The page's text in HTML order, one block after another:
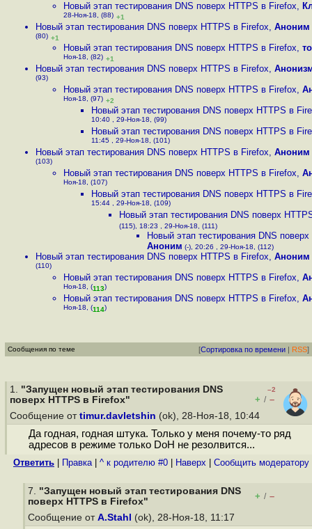
Новый этап тестирования DNS поверх HTTPS в Firefox,
28-Ноя-18, (88) +1
Новый этап тестирования DNS поверх HTTPS в Firefox, Аноним
(80) +1
Новый этап тестирования DNS поверх HTTPS в Firefox,
Ноя-18, (82) +1
Новый этап тестирования DNS поверх HTTPS в Firefox,
(93)
Новый этап тестирования DNS поверх HTTPS в Firefox,
Ноя-18, (97) +2
Новый этап тестирования DNS поверх HTTPS в
10:40 , 29-Ноя-18, (99)
Новый этап тестирования DNS поверх HTTPS в
11:45 , 29-Ноя-18, (101)
Новый этап тестирования DNS поверх HTTPS в Firefox, Аноним
(103)
Новый этап тестирования DNS поверх HTTPS в Firefox,
Ноя-18, (107)
Новый этап тестирования DNS поверх HTTPS в
15:44 , 29-Ноя-18, (109)
Новый этап тестирования DNS поверх
(115), 18:23 , 29-Ноя-18, (111)
Новый этап тестирования DNS
Аноним (-), 20:26 , 29-Ноя-18, (112)
Новый этап тестирования DNS поверх HTTPS в Firefox, Аноним
(110)
Новый этап тестирования DNS поверх HTTPS в Firefox,
Ноя-18, (113)
Новый этап тестирования DNS поверх HTTPS в Firefox,
Ноя-18, (114)
Сообщения по теме [Сортировка по времени | RSS]
1. "Запущен новый этап тестирования DNS
поверх HTTPS в Firefox"
–2
+ / –
Сообщение от timur.davletshin (ok), 28-Ноя-18, 10:44
Да годная, годная штука. Только у меня почему-то ряд
адресов в режиме только DoH не резолвится...
Ответить Правка| ^ к родителю #0 Наверх Cообщить модератору
7. "Запущен новый этап тестирования DNS
поверх HTTPS в Firefox"
+ / –
Сообщение от A.Stahl (ok), 28-Ноя-18, 11:17